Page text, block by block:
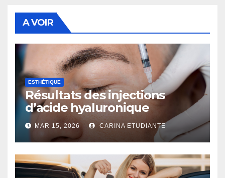
A VOIR
ESTHÉTIQUE
Résultats des injections
d’acide hyaluronique
MAR 15, 2026 CARINA ETUDIANTE